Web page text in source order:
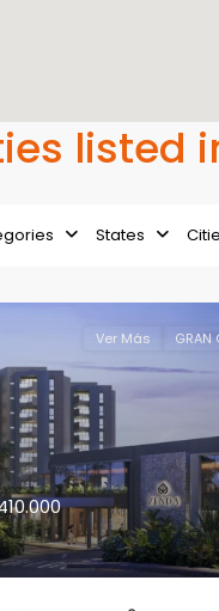
listed
States
Ver Más GRAN